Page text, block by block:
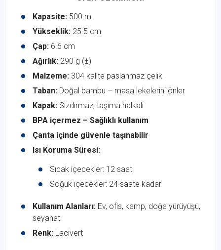
Kapasite: 500 ml
Yükseklik: 25.5 cm
Çap: 6.6 cm
Ağırlık: 290 g (±)
Malzeme: 304 kalite paslanmaz çelik
Taban: Doğal bambu – masa lekelerini önler
Kapak: Sızdırmaz, taşıma halkalı
BPA içermez – Sağlıklı kullanım
Çanta içinde güvenle taşınabilir
Isı Koruma Süresi:
Sıcak içecekler: 12 saat
Soğuk içecekler: 24 saate kadar
Kullanım Alanları: Ev, ofis, kamp, doğa yürüyüşü,
seyahat
Renk: Lacivert